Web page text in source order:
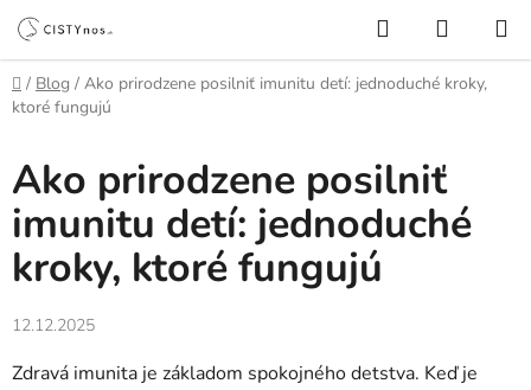
Prejsť
na
obsah
Hľadať
KOŠÍK
Domov
/ Blog / Ako prirodzene posilniť imunitu detí: jednoduché kroky,
ktoré fungujú
Ako prirodzene posilniť
imunitu detí: jednoduché
kroky, ktoré fungujú
12.12.2025
Zdravá imunita je základom spokojného detstva. Keď je